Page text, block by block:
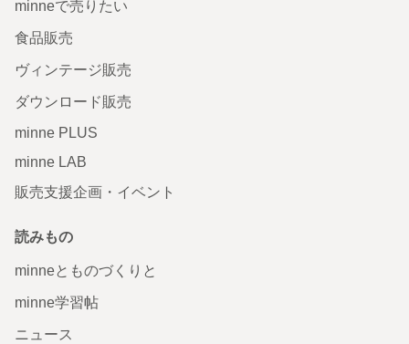
minneで売りたい
食品販売
ヴィンテージ販売
ダウンロード販売
minne PLUS
minne LAB
販売支援企画・イベント
読みもの
minneとものづくりと
minne学習帖
ニュース